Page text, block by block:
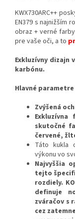
KWX730ARC++
EN379 s najnižším
obraz + verné
pre vaše oči, a to
Exkluzívny dizajn
karbónu.
Hlavné parametre
Zvýšená
Exkluzívna
skutočné
červené,
Táto kukla
výkonu vo
Najvyššia
tejto
rozdiely.
definuje
zváračov s
cez